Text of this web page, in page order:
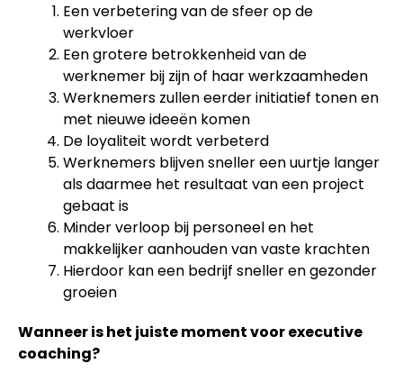
Een verbetering van de sfeer op de
werkvloer
Een grotere betrokkenheid van de
werknemer bij zijn of haar werkzaamheden
Werknemers zullen eerder initiatief tonen en
met nieuwe ideeën komen
De loyaliteit wordt verbeterd
Werknemers blijven sneller een uurtje langer
als daarmee het resultaat van een project
gebaat is
Minder verloop bij personeel en het
makkelijker aanhouden van vaste krachten
Hierdoor kan een bedrijf sneller en gezonder
groeien
Wanneer is het juiste moment voor executive
coaching?